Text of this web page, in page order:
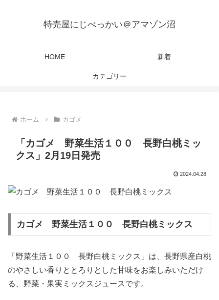
特売屋にじべっかい＠アマゾン沼
HOME 新着
カテゴリー
ホーム カゴメ
「カゴメ 野菜生活１００ 長野白桃ミッ
クス」2月19日発売
2024.04.28
カゴメ 野菜生活１００ 長野白桃ミックス
「野菜生活１００ 長野白桃ミックス」は、長野県産白桃
のやさしい香りととろりとした甘味をお楽しみいただけ
る、野菜・果実ミックスジュースです。